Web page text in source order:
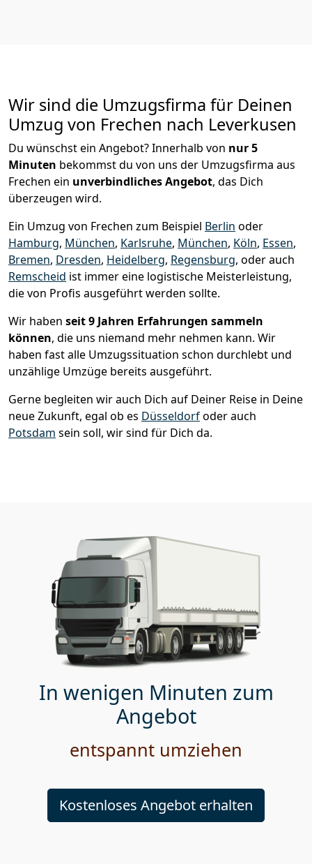
Wir sind die Umzugsfirma für Deinen
Umzug von Frechen nach Leverkusen
Du wünschst ein Angebot? Innerhalb von nur 5
Minuten bekommst du von uns der Umzugsfirma aus
Frechen ein unverbindliches Angebot, das Dich
überzeugen wird.
Ein Umzug von Frechen zum Beispiel Berlin oder
Hamburg, München, Karlsruhe, München, Köln, Essen,
Bremen, Dresden, Heidelberg, Regensburg, oder auch
Remscheid ist immer eine logistische Meisterleistung,
die von Profis ausgeführt werden sollte.
Wir haben seit9 Jahren Erfahrungen sammeln
können, die uns niemand mehr nehmen kann. Wir
haben fast alle Umzugssituation schon durchlebt und
unzählige Umzüge bereits ausgeführt.
Gerne begleiten wir auch Dich auf Deiner Reise in Deine
neue Zukunft, egal ob es Düsseldorfoder auch
Potsdam sein soll, wir sind für Dich da.
In wenigen Minuten zum
Angebot
entspannt umziehen
Kostenloses Angebot erhalten